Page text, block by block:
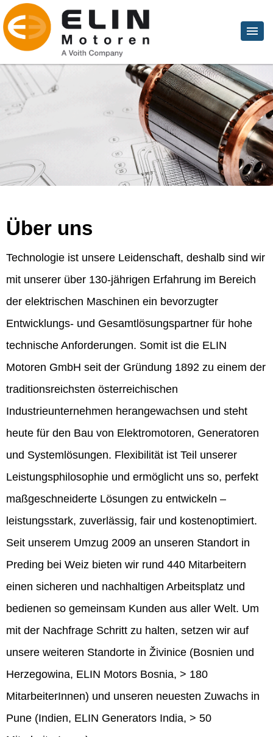
Über uns
Technologie ist unsere Leidenschaft, deshalb sind wir
mit unserer über 130-jährigen Erfahrung im Bereich
der elektrischen Maschinen ein bevorzugter
Entwicklungs- und Gesamtlösungspartner für hohe
technische Anforderungen. Somit ist die ELIN
Motoren GmbH seit der Gründung 1892 zu einem der
traditionsreichsten österreichischen
Industrieunternehmen herangewachsen und steht
heute für den Bau von Elektromotoren, Generatoren
und Systemlösungen. Flexibilität ist Teil unserer
Leistungsphilosophie und ermöglicht uns so, perfekt
maßgeschneiderte Lösungen zu entwickeln –
leistungsstark, zuverlässig, fair und kostenoptimiert.
Seit unserem Umzug 2009 an unseren Standort in
Preding bei Weiz bieten wir rund 440 Mitarbeitern
einen sicheren und nachhaltigen Arbeitsplatz und
bedienen so gemeinsam Kunden aus aller Welt. Um
mit der Nachfrage Schritt zu halten, setzen wir auf
unsere weiteren Standorte in Živinice (Bosnien und
Herzegowina, ELIN Motors Bosnia, > 180
MitarbeiterInnen) und unseren neuesten Zuwachs in
Pune (Indien, ELIN Generators India, > 50